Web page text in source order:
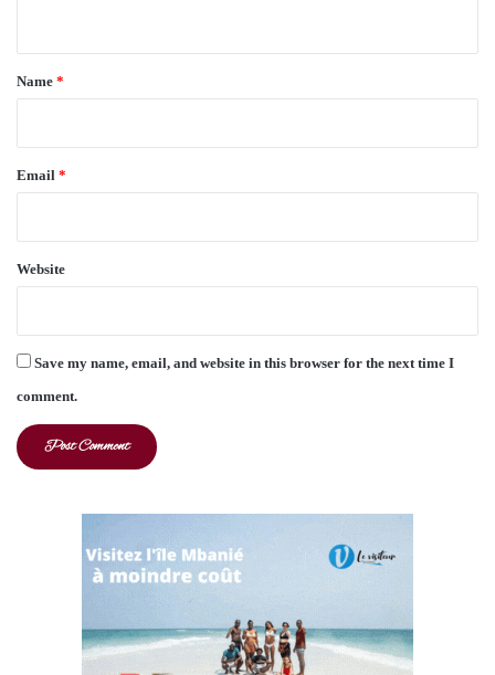
*
Name *
Email *
Website
Save my name, email, and website in this browser for the next time I
comment.